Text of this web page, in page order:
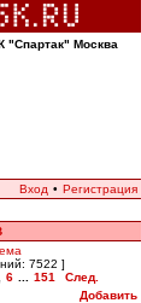
"Спартак" Москва
Вход • Регистрация
7522 ]
6 151
След.
Добавить